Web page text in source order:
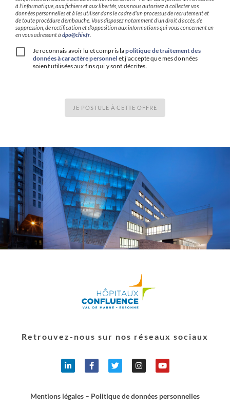
à l'informatique, aux fichiers et aux libertés, vous nous autorisez à collecter vos
données personnelles et à les utiliser dans le cadre d’un processus de recrutement et
de toute procédure d’embauche. Vous disposez notamment d’un droit d’accès, de
suppression, de rectification et d’opposition aux informations qui vous concernent en
en vous adressant à dpo@chiv.fr
Je reconnais avoir lu et compris lapolitique de traitement des
données à caractère personnel et j'accepte que mes données
soient utilisées aux fins qui y sont décrites.
JE POSTULE À CETTE OFFRE
Retrouvez-nous sur nos réseaux sociaux
Mentions légales – Politique de données personnelles